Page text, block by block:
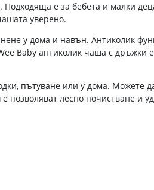
е за бебета и малки
уверено.
у дома и навън. Антиколик
Baby антиколик чаша с дръжки
пътуване или у дома. Можете
лесно почистване и